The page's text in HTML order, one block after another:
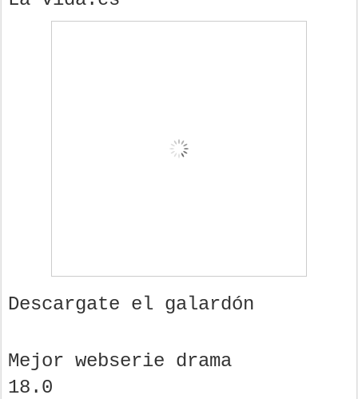
Descargate el galardón
Mejor webserie drama
18.0